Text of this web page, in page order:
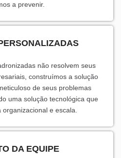
a prevenir.
não resolvem seus
construímos a solução
de seus problemas
uma solução tecnológica que
e escala.
DA EQUIPE